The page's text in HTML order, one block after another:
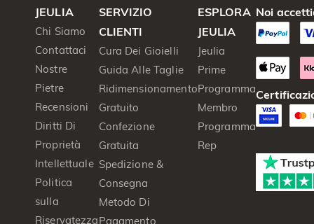
JEULIA
Chi Siamo
Contattaci
Nostre
Pietre
Recensioni
Diritti Di
Proprietà
Intellettuale
Politica
sulla
Riservatezza
SERVIZIO
CLIENTI
Cura Dei Gioielli
Guida Alle Taglie
Ridimensionamento
Gratuito
Confezione
Gratuita
Spedizione &
Consegna
Metodo Di
Pagamento
ESPLORA
JEULIA
Jeulia
Prime
Programma
Membro
Programma
Rep
Noi